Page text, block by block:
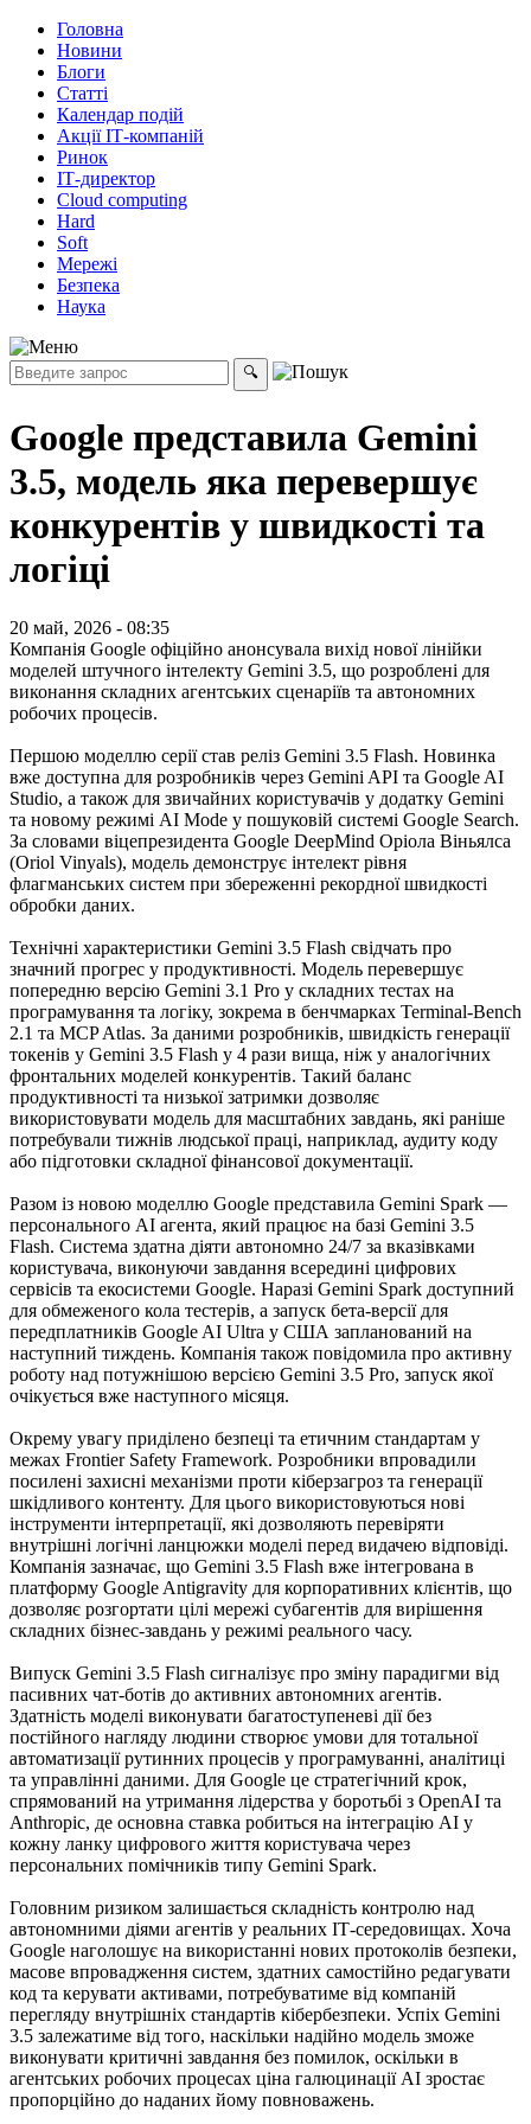
Головна
Новини
Блоги
Статті
Календар подій
Акції ІТ-компаній
Ринок
ІТ-директор
Cloud computing
Hard
Soft
Мережі
Безпека
Наука
Google представила Gemini
3.5, модель яка перевершує
конкурентів у швидкості та
логіці
20 май, 2026 - 08:35
Компанія Google офіційно анонсувала вихід нової лінійки
моделей штучного інтелекту Gemini 3.5, що розроблені для
виконання складних агентських сценаріїв та автономних
робочих процесів.
Першою моделлю серії став реліз Gemini 3.5 Flash. Новинка
вже доступна для розробників через Gemini API та Google AI
Studio, а також для звичайних користувачів у додатку Gemini
та новому режимі AI Mode у пошуковій системі Google Search.
За словами віцепрезидента Google DeepMind Оріола Віньялса
(Oriol Vinyals), модель демонструє інтелект рівня
флагманських систем при збереженні рекордної швидкості
обробки даних.
Технічні характеристики Gemini 3.5 Flash свідчать про
значний прогрес у продуктивності. Модель перевершує
попередню версію Gemini 3.1 Pro у складних тестах на
програмування та логіку, зокрема в бенчмарках Terminal-Bench
2.1 та MCP Atlas. За даними розробників, швидкість генерації
токенів у Gemini 3.5 Flash у 4 рази вища, ніж у аналогічних
фронтальних моделей конкурентів. Такий баланс
продуктивності та низької затримки дозволяє
використовувати модель для масштабних завдань, які раніше
потребували тижнів людської праці, наприклад, аудиту коду
або підготовки складної фінансової документації.
Разом із новою моделлю Google представила Gemini Spark —
персонального AI агента, який працює на базі Gemini 3.5
Flash. Система здатна діяти автономно 24/7 за вказівками
користувача, виконуючи завдання всередині цифрових
сервісів та екосистеми Google. Наразі Gemini Spark доступний
для обмеженого кола тестерів, а запуск бета-версії для
передплатників Google AI Ultra у США запланований на
наступний тиждень. Компанія також повідомила про активну
роботу над потужнішою версією Gemini 3.5 Pro, запуск якої
очікується вже наступного місяця.
Окрему увагу приділено безпеці та етичним стандартам у
межах Frontier Safety Framework. Розробники впровадили
посилені захисні механізми проти кіберзагроз та генерації
шкідливого контенту. Для цього використовуються нові
інструменти інтерпретації, які дозволяють перевіряти
внутрішні логічні ланцюжки моделі перед видачею відповіді.
Компанія зазначає, що Gemini 3.5 Flash вже інтегрована в
платформу Google Antigravity для корпоративних клієнтів, що
дозволяє розгортати цілі мережі субагентів для вирішення
складних бізнес-завдань у режимі реального часу.
Випуск Gemini 3.5 Flash сигналізує про зміну парадигми від
пасивних чат-ботів до активних автономних агентів.
Здатність моделі виконувати багатоступеневі дії без
постійного нагляду людини створює умови для тотальної
автоматизації рутинних процесів у програмуванні, аналітиці
та управлінні даними. Для Google це стратегічний крок,
спрямований на утримання лідерства у боротьбі з OpenAI та
Anthropic, де основна ставка робиться на інтеграцію AI у
кожну ланку цифрового життя користувача через
персональних помічників типу Gemini Spark.
Головним ризиком залишається складність контролю над
автономними діями агентів у реальних ІТ-середовищах. Хоча
Google наголошує на використанні нових протоколів безпеки,
масове впровадження систем, здатних самостійно редагувати
код та керувати активами, потребуватиме від компаній
перегляду внутрішніх стандартів кібербезпеки. Успіх Gemini
3.5 залежатиме від того, наскільки надійно модель зможе
виконувати критичні завдання без помилок, оскільки в
агентських робочих процесах ціна галюцинації AI зростає
пропорційно до наданих йому повноважень.